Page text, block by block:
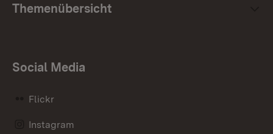
Themenübersicht
Social Media
Flickr
Instagram